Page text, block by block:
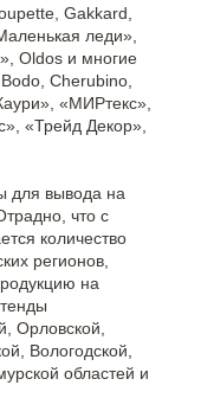
Gakkard,
леди»,
Oldos и многие
Cherubino,
«МИРтекс»,
«Трейд Декор»,
для вывода на
что с
количество
регионов,
на
Орловской,
Вологодской,
областей и